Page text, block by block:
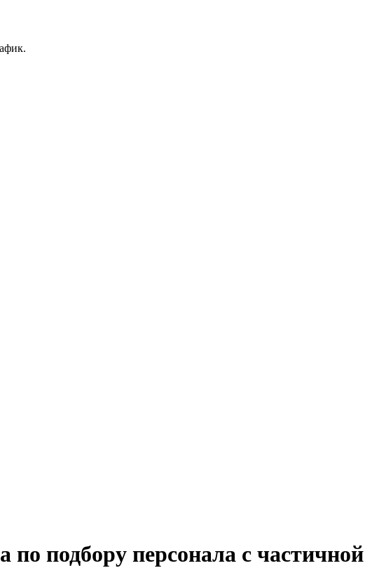
по подбору персонала с частичной